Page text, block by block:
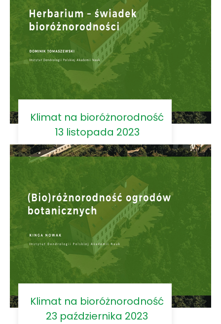
Klimat na bioróżnorodność
13 listopada 2023
Klimat na bioróżnorodność
23 października 2023